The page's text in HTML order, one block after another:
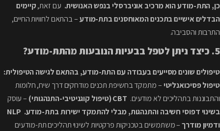
כן, התת-מודע הוא מרכיב אוניברסלי בנפש האנושית. עם זאת,קיימים
הבדלים אישיים בתכנים המאוחסנים בתת-מודע– בהתאם לחוויות החיים,
התרבות והסביבה.
5. כיצד ניתן לטפל בבעיות הנובעות מהתת-מודע?
טיפולים שונים מסייעים בעבודה עם התת-מודע, בהתאם לגישה הטיפולית:
טיפול פסיכואנליטי – מתמקד בחשיפת תכנים מודחקים דרך שיח, חלומות
והתבוננות בתהליכים לא מודעים. CBT (טיפול קוגניטיבי-התנהגותי)
– עוסק
בשינוי דפוסי חשיבה והתנהגות, מבלי להתמקד ישירות בתת-מודע. NLP
ודמיון מודרך– משתמשים בטכניקות פרקטיות לשינוי תהליכים תת-מודעים